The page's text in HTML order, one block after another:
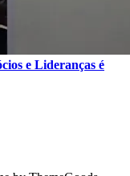
e Lideranças é